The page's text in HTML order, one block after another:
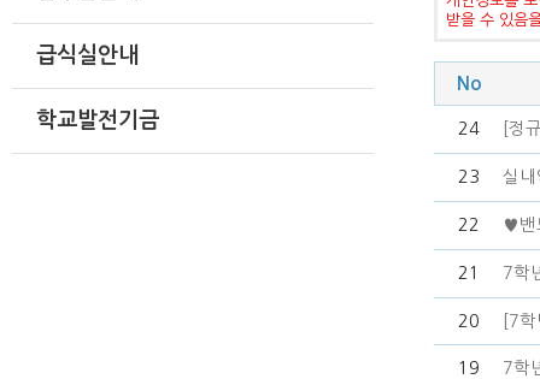
급식실안내
학교발전기금
받을 수 있음
No
24 [정
23 실내
22 ♥밴
21 7학
20 [7
19 7학